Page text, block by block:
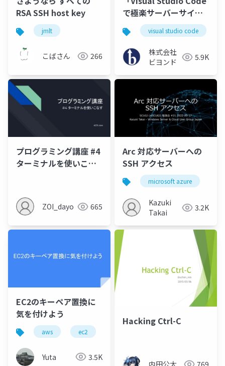
RSA SSH host key
jmlt
こばさん 266
で極楽サーバーサイド
開発環境を整えるため
の拡張機能紹介」
visual studio code
株式会社
ビヨンド
5.9K
プログラミング講座 #4
ターミナルを使いこな
ZOI_dayo 665
Arc 対応サーバーへの
SSH アクセス
microsoft azure
Kazuki
Takai
3.2K
EC2のキーペア置換に
気を付けよう
aws ec2
Yuta 3.5K
Hacking Ctrl-C